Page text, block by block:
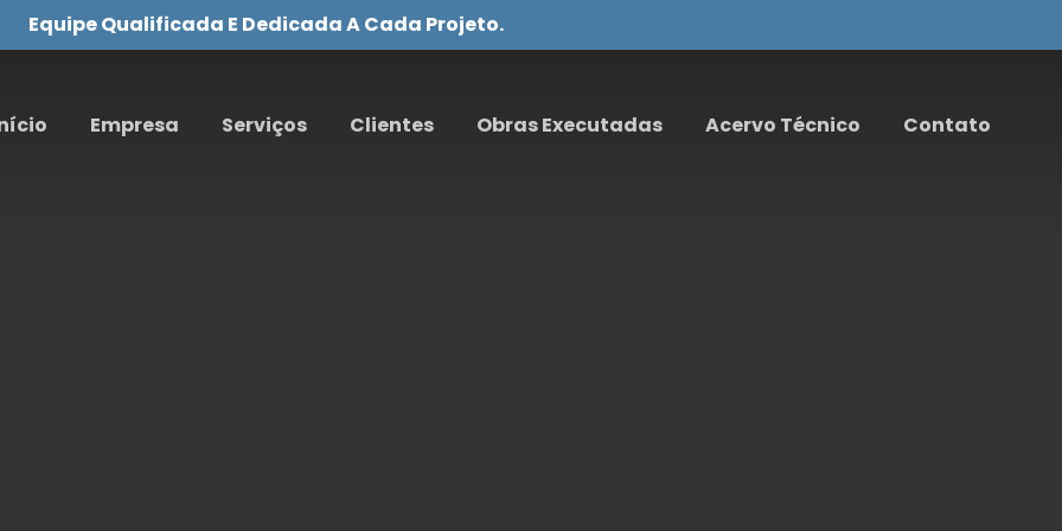
Equipe Qualificada E Dedicada A Cada Projeto.
Empresa Serviços Clientes Obras Executadas Acervo Técnico Contato